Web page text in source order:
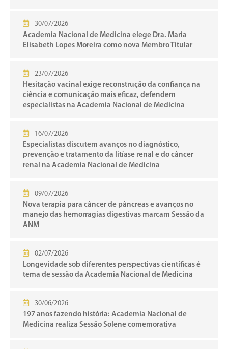
30/07/2026
Academia Nacional de Medicina elege Dra. Maria
Elisabeth Lopes Moreira como nova Membro Titular
23/07/2026
Hesitação vacinal exige reconstrução da confiança na
ciência e comunicação mais eficaz, defendem
especialistas na Academia Nacional de Medicina
16/07/2026
Especialistas discutem avanços no diagnóstico,
prevenção e tratamento da litíase renal e do câncer
renal na Academia Nacional de Medicina
09/07/2026
Nova terapia para câncer de pâncreas e avanços no
manejo das hemorragias digestivas marcam Sessão da
ANM
02/07/2026
Longevidade sob diferentes perspectivas científicas é
tema de sessão da Academia Nacional de Medicina
30/06/2026
197 anos fazendo história: Academia Nacional de
Medicina realiza Sessão Solene comemorativa